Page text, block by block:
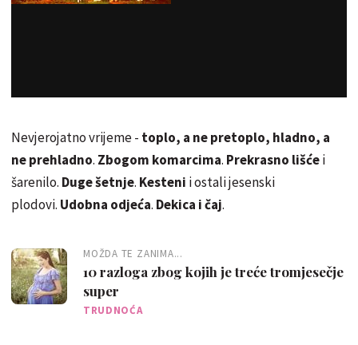
Nevjerojatno vrijeme - toplo, a ne pretoplo, hladno, a
ne prehladno. Zbogom komarcima. Prekrasno lišćei
šarenilo. Duge šetnje. Kesteni i ostali jesenski
plodovi. Udobna odjeća. Dekica i čaj.
MOŽDA TE ZANIMA...
10 razloga zbog kojih je treće tromjesečje
super
TRUDNOĆA